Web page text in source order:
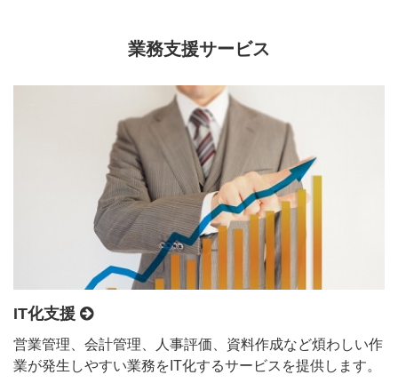
業務支援サービス
IT化支援
営業管理、会計管理、人事評価、資料作成など煩わしい作
業が発生しやすい業務をIT化するサービスを提供します。